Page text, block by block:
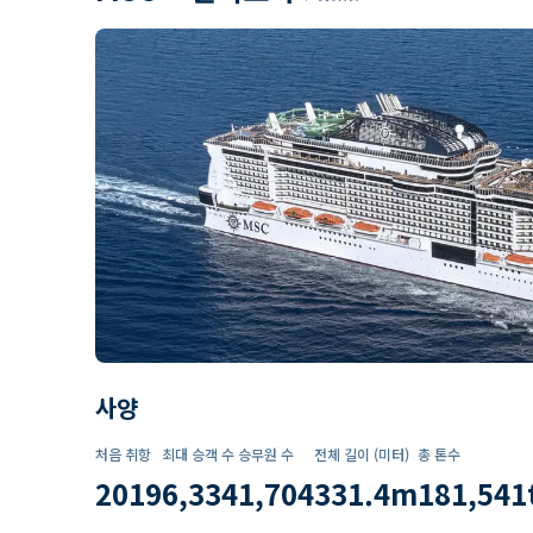
사양
처음 취항
2019
최대 승객 수
6,334
승무원 수
1,704
전체 길이 (미터)
331.4m
총 톤수
181,541